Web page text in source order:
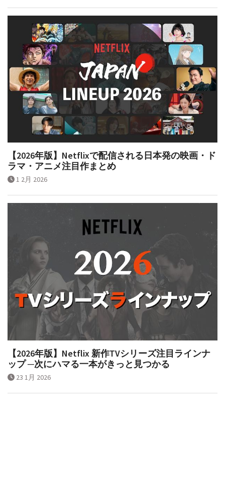
【2026年版】Netflixで配信される日本発の映画・ド
ラマ・アニメ注目作まとめ
1 2月 2026
【2026年版】Netflix 新作TVシリーズ注目ラインナ
ップ ─次にハマる一本がきっと見つかる
23 1月 2026